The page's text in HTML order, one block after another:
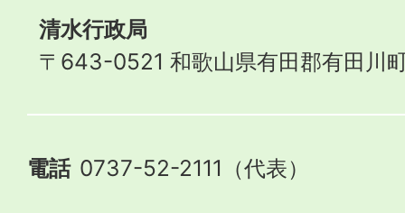
清水行政局
〒643-0521 和歌山県有田郡有田川
電話 0737-52-2111（代表）